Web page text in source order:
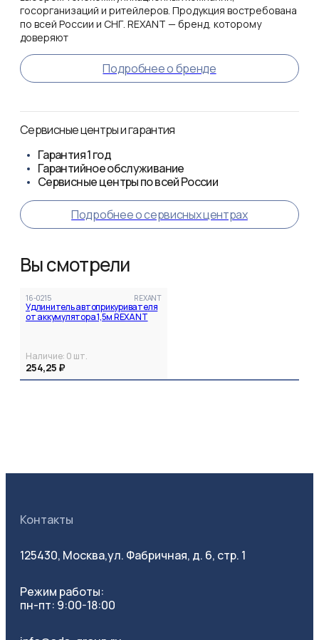
госорганизаций и ритейлеров. Продукция востребована
по всей России и СНГ. REXANT — бренд, которому
доверяют
Подробнее о бренде
Сервисные центры и гарантия
Гарантия1 год
Гарантийное обслуживание
Сервисные центры по всей России
Подробнее о сервисных центрах
Вы смотрели
16-0215 REXANT
Удлинитель автоприкуривателя
от аккумулятора 1,5м REXANT
Наличие: 0 шт.
254,25 ₽
Контакты
125430, Москва,ул. Фабричная, д. 6, стр. 1
Режим работы:
пн-пт: 9:00-18:00